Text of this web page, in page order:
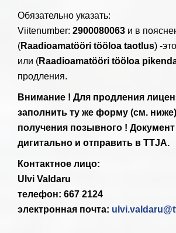
Обязательно указать:
Viitenumber: 2900080063 и в
(Raadioamatööri tööloa taotlus) -
или (Raadioamatööri tööloa
продления.
Внимание ! Для продления
заполнить ту же форму (см.
получения позывного !
дигитально и отправить в TTJA.
Контактное лицо:
Ulvi Valdaru
телефон: 667 2124
электронная почта: